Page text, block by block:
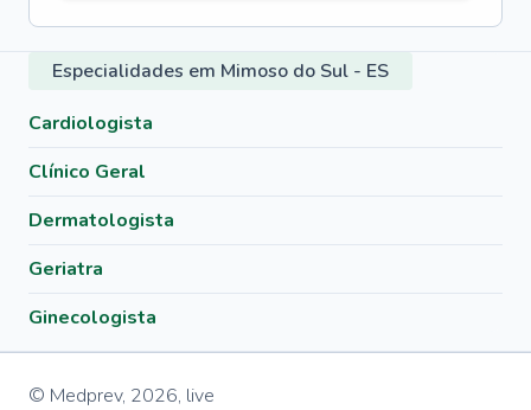
Especialidades em Mimoso do Sul - ES
Cardiologista
Clínico Geral
Dermatologista
Geriatra
Ginecologista
© Medprev, 2026, live